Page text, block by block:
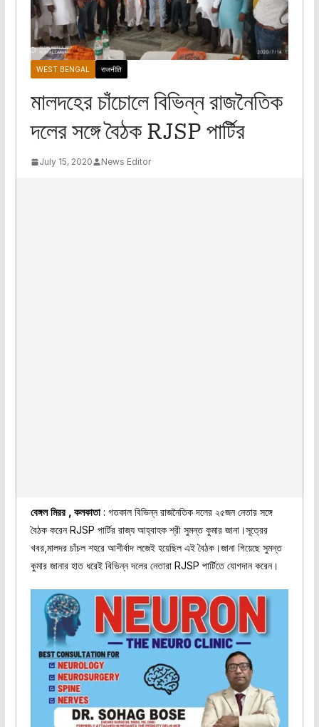
WEST BENGAL राजनीति
মালদহের চাঁচোলে বিভিন্ন রাজনৈতিক
দলের সঙ্গে বৈঠক RJSP পার্টির
July 15, 2020 News Editor
বেঙ্গল মিরর , কলকাতা: গতকাল বিভিন্ন রাজনৈতিক দলের ২৫জন নেতার সঙ্গে
বৈঠক করেন RJSP পার্টির রাজ্য আহ্বাহক শ্রী সুমন্ত কুমার জানা।সূত্রের
খবর,মালদর চাঁচল শহরে আশীর্বাদ লজেই হয়েছিল এই বৈঠক।জানা গিয়েছে সুমন্ত
কুমার জানার হাত ধরেই বিভিন্ন দলের নেতারা RJSP পার্টিতে যোগদান করেন।